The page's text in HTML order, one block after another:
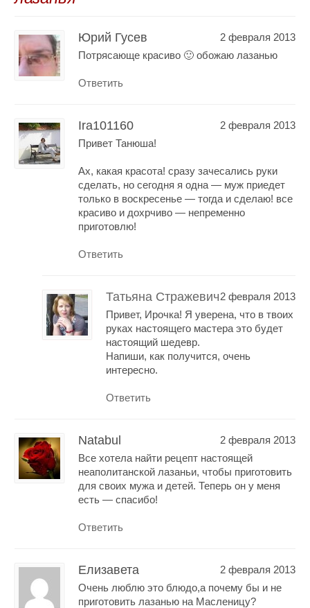
Юрий Гусев
2 февраля 2013
Потрясающе красиво 🙂 обожаю лазанью
Ответить
Ira101160
2 февраля 2013
Привет Танюша!
Ах, какая красота! сразу зачесались руки
сделать, но сегодня я одна — муж приедет
только в воскресенье — тогда и сделаю! все
красиво и дохрчиво — непременно
приготовлю!
Ответить
Татьяна Стражевич2 февраля 2013
Привет, Ирочка! Я уверена, что в твоих
руках настоящего мастера это будет
настоящий шедевр.
Напиши, как получится, очень
интересно.
Ответить
Natabul
2 февраля 2013
Все хотела найти рецепт настоящей
неаполитанской лазаньи, чтобы приготовить
для своих мужа и детей. Теперь он у меня
есть — спасибо!
Ответить
Елизавета
2 февраля 2013
Очень люблю это блюдо,а почему бы и не
приготовить лазанью на Масленицу?